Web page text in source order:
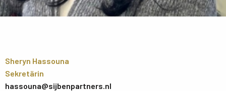
Sheryn Hassouna
Sekretärin
hassouna@sijbenpartners.nl